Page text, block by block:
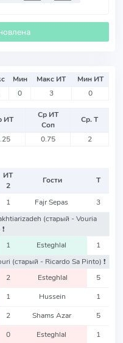
Мин Макс ИТ
Мин ИТ
0 3 0
ИТ
Ср ИТ
Соп
Ср. Т
0.75 2
ИТ
2
Гости Т
1 Fajr Sepas
3
(старый - Vouria
❗️
1 Esteghlal
1
(старый - Ricardo Sa Pinto) ❗️
2 Esteghlal 5
1 Hussein 1
2 Shams Azar 5
0 Esteghlal 1